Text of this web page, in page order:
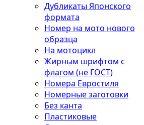
Дубликаты Японского
формата
Номер на мото нового
образца
На мотоцикл
Жирным шрифтом с
флагом (не ГОСТ)
Номера Евростиля
Номерные заготовки
Без канта
Пластиковые